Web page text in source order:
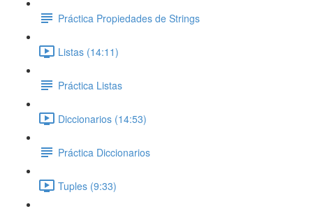
Práctica Propiedades de Strings
Listas (14:11)
Práctica Listas
Diccionarios (14:53)
Práctica Diccionarios
Tuples (9:33)